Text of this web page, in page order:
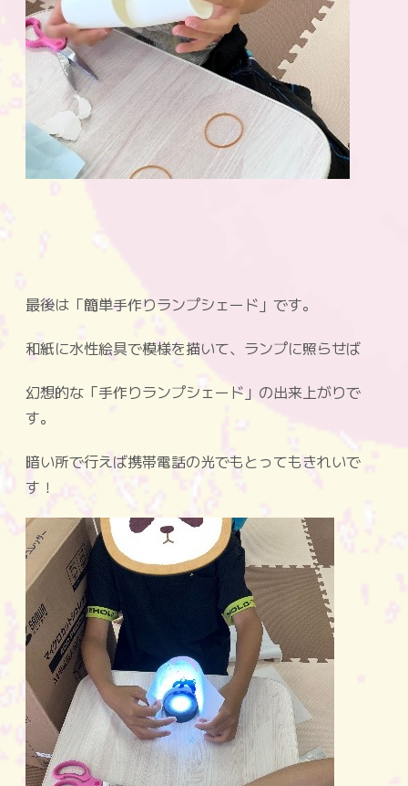
最後は「簡単手作りランプシェード」です。
和紙に水性絵具で模様を描いて、ランプに照らせば
幻想的な「手作りランプシェード」の出来上がりで
す。
暗い所で行えば携帯電話の光でもとってもきれいで
す！